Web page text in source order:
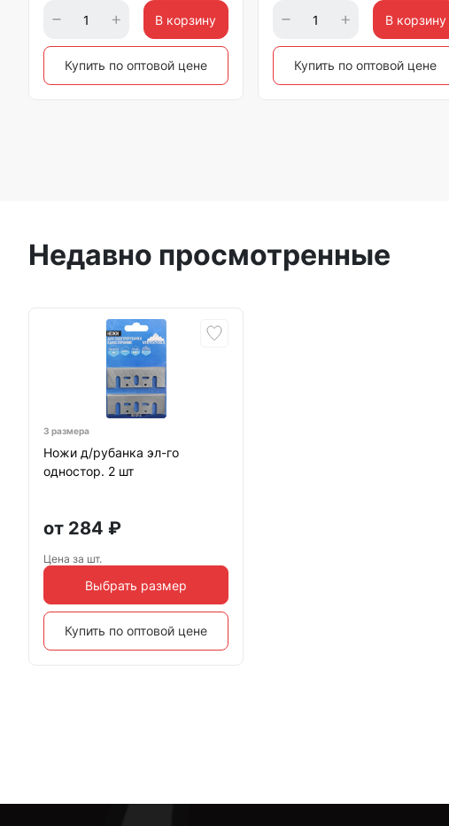
В корзину
Купить по оптовой цене
В корзину
Купить по оптовой цене
Недавно просмотренные
3 размера
Ножи д/рубанка эл-го
одностор. 2 шт
от 284 ₽
Цена за шт.
Выбрать размер
Купить по оптовой цене